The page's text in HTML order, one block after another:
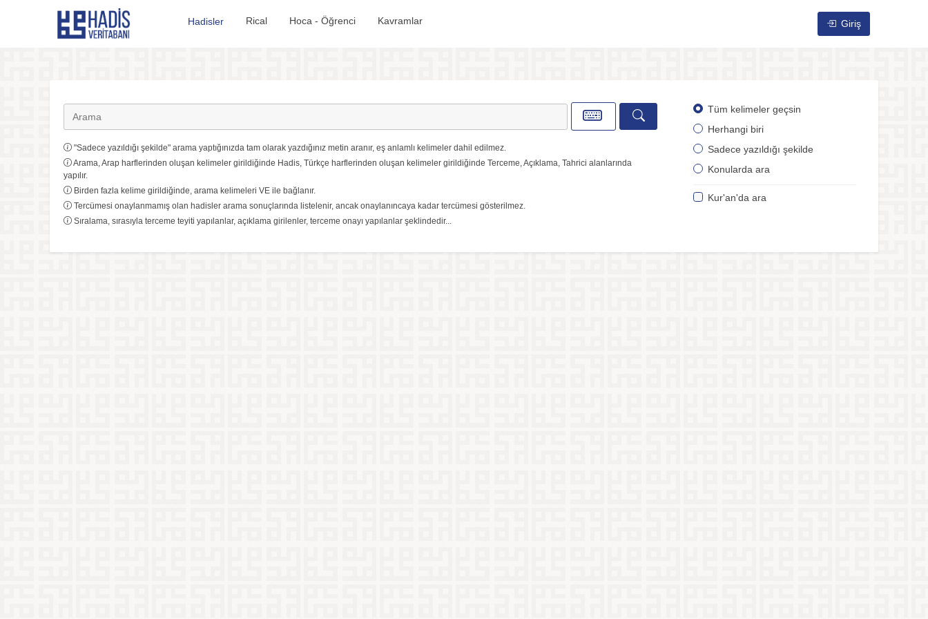
Hadis Veritabanı
Hadisler Rical Hoca - Öğrenci Kavramlar Giriş
"Sadece yazıldığı şekilde" arama yaptığınızda tam olarak yazdığınız metin aranır, eş anlamlı kelimeler dahil edilmez.
Arama, Arap harflerinden oluşan kelimeler girildiğinde Hadis, Türkçe harflerinden oluşan kelimeler girildiğinde Terceme, Açıklama, Tahrici alanlarında
yapılır.
Birden fazla kelime girildiğinde, arama kelimeleri VE ile bağlanır.
Tercümesi onaylanmamış olan hadisler arama sonuçlarında listelenir, ancak onaylanıncaya kadar tercümesi gösterilmez.
Sıralama, sırasıyla terceme teyiti yapılanlar, açıklama girilenler, terceme onayı yapılanlar şeklindedir...
Tüm kelimeler geçsin
Herhangi biri
Sadece yazıldığı şekilde
Konularda ara
Kur'an'da ara